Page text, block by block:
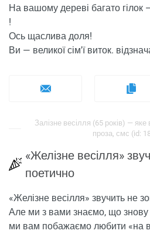
На вашому дереві багато гілок
!
Ось щаслива доля!
Ви — великої сім'ї виток.
Залізне весілля (65 років) — яке
проза, смс (id:
«Желізне весілля»
поетично
«Желізне весілля» звучить не
Але ми з вами знаємо, що знову
ми вам побажаємо любити «на